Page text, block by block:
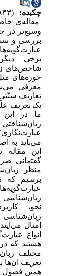
چکیده:
مقاله‌ی
وسیع‌تر در
بررسی و
برخی
شاخص‌های
حوزه‌های
معرفی
تعاریف
یک تعریف
ما در این
عبارت‌نگاری)
می‌باید به
این مقاله
گفتمانی
منظر
برسیم که در
زبان‌شناسی
نحو،
زبان‌شناسی
امثال
انواع
هستند که
مختلف
تعریف آن‌ها
همین فصول